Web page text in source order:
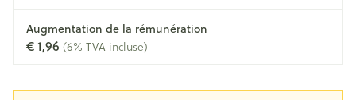
Augmentation de la rémunération
€ 1,96 (6% TVA incluse)